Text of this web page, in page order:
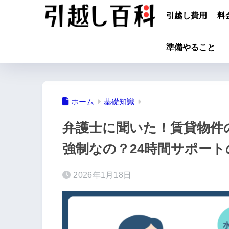
引越し費用 料
準備やること
ホーム 基礎知識
弁護士に聞いた！賃貸物
強制なの？24時間サポー
2026年1月18日